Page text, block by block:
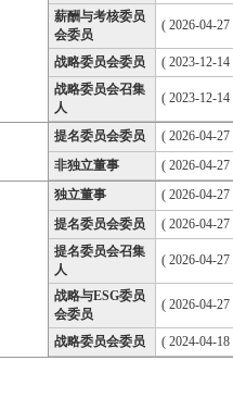
薪酬与考核委员
会委员
( 2026-04-
战略委员会委员
( 2023-12-
战略委员会召集
人
( 2023-12-
提名委员会委员
( 2026-04-
非独立董事
( 2026-04-
独立董事
( 2026-04-
提名委员会委员
( 2026-04-
提名委员会召集
人
( 2026-04-
战略与ESG委员
会委员
( 2026-04-
战略委员会委员 ( 2024-04-